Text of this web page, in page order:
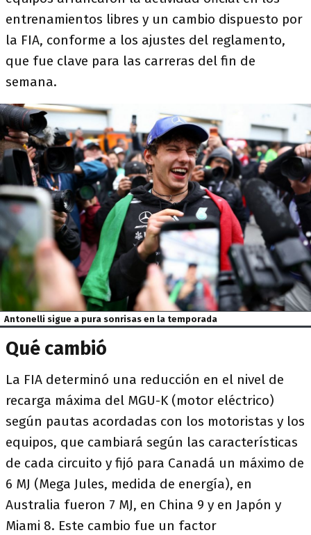
entrenamientos libres y un cambio dispuesto por
la FIA, conforme a los ajustes del reglamento,
que fue clave para las carreras del fin de
semana.
Antonelli sigue a pura sonrisas en la temporada
Qué cambió
La FIA determinó una reducción en el nivel de
recarga máxima del MGU-K (motor eléctrico)
según pautas acordadas con los motoristas y los
equipos, que cambiará según las características
de cada circuito y fijó para Canadá un máximo de
6 MJ (Mega Jules, medida de energía), en
Australia fueron 7 MJ, en China 9 y en Japón y
Miami 8. Este cambio fue un factor